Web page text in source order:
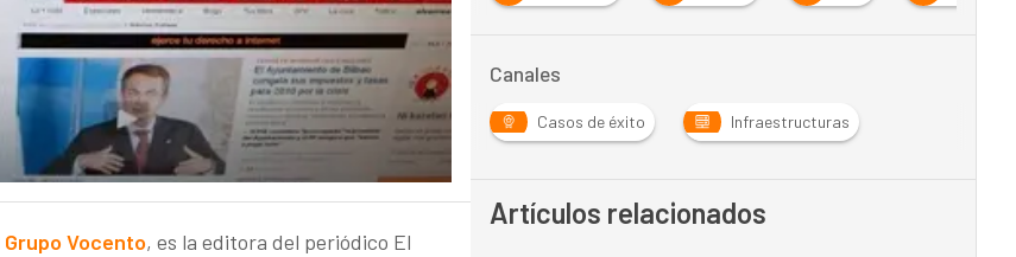
Grupo Vocento, es la editora del periódico El
Canales
Casos de éxito Infraestructuras
Artículos relacionados